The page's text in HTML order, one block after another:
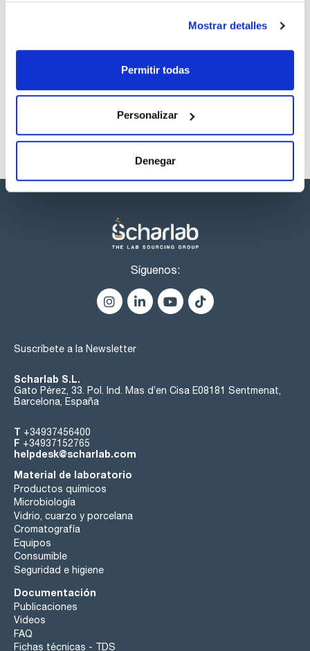
Mostrar detalles
Permitir todas
Personalizar
Denegar
Los productos marcados con esta imagen son
productos marca Scharlau habitualmente en stock,
listos para una entrega inmediata.
Síguenos:
Suscríbete a la Newsletter
Scharlab S.L.
Gato Pérez, 33. Pol. Ind. Mas d’en Cisa E08181 Sentmenat,
Barcelona, España
T +34937456400
F +34937152765
helpdesk@scharlab.com
Material de laboratorio
Productos químicos
Microbiología
Vidrio, cuarzo y porcelana
Cromatografía
Equipos
Consumible
Seguridad e higiene
Documentación
Publicaciones
Videos
FAQ
Fichas técnicas - TDS